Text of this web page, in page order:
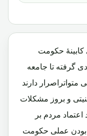
کابینۀ حکومت
گرفته تا جامعه
دارند
و بروز مشکلات
مردم بر
بودن عملی حکومت